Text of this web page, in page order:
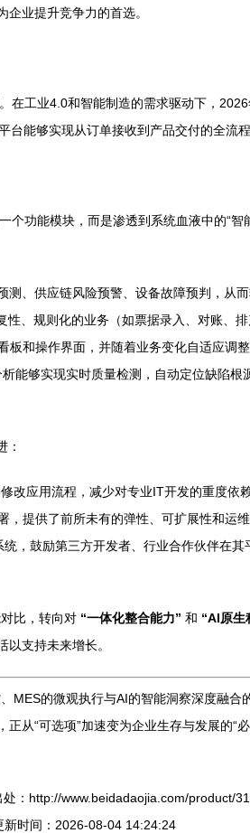
业提升竞争力的首选。
工业4.0和智能制造的需求驱动下，
台能够实现从订单接收到产品交付的全流
功能模块，而是渗透到系统血液中的“
、供应链风险预警、设备故障预判，从而
、规则化的业务（如票据录入、对账、
和操作界面，并随着业务变化自适应调整
能够实现实时质量检测，自动定位缺陷根
：
改应用流程，减少对专业IT开发的重度依
提供了前所未有的弹性、可扩展性和运
，鼓励第三方开发者、行业合作伙伴在
比，转向对 “一体化整合能力” 和 “AI原生
支持未来增长。
MES的微观执行与AI的智能洞察深度融
从“可选项”加速变为企业生存与发展的“必
：http://www.beidadaojia.com/product/
新时间：2026-08-04 14:24:24